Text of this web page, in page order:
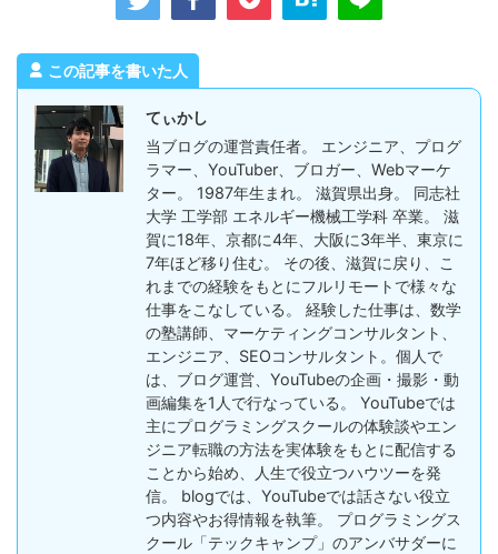
この記事を書いた人
てぃかし
当ブログの運営責任者。 エンジニア、プログ
ラマー、YouTuber、ブロガー、Webマーケ
ター。 1987年生まれ。 滋賀県出身。 同志社
大学 工学部 エネルギー機械工学科 卒業。 滋
賀に18年、京都に4年、大阪に3年半、東京に
7年ほど移り住む。 その後、滋賀に戻り、こ
れまでの経験をもとにフルリモートで様々な
仕事をこなしている。 経験した仕事は、数学
の塾講師、マーケティングコンサルタント、
エンジニア、SEOコンサルタント。個人で
は、ブログ運営、YouTubeの企画・撮影・動
画編集を1人で行なっている。 YouTubeでは
主にプログラミングスクールの体験談やエン
ジニア転職の方法を実体験をもとに配信する
ことから始め、人生で役立つハウツーを発
信。 blogでは、YouTubeでは話さない役立
つ内容やお得情報を執筆。 プログラミングス
クール「テックキャンプ」のアンバサダーに